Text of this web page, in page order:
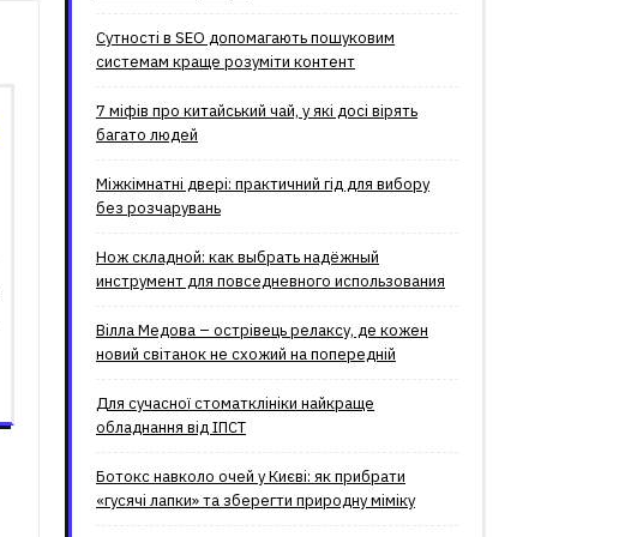
Сутності в SEO допомагають пошуковим
системам краще розуміти контент
7 міфів про китайський чай, у які досі вірять
багато людей
Міжкімнатні двері: практичний гід для вибору
без розчарувань
Нож складной: как выбрать надёжный
инструмент для повседневного использования
Вілла Медова – острівець релаксу, де кожен
новий світанок не схожий на попередній
Для сучасної стоматклініки найкраще
обладнання від ІПСТ
Ботокс навколо очей у Києві: як прибрати
«гусячі лапки» та зберегти природну міміку